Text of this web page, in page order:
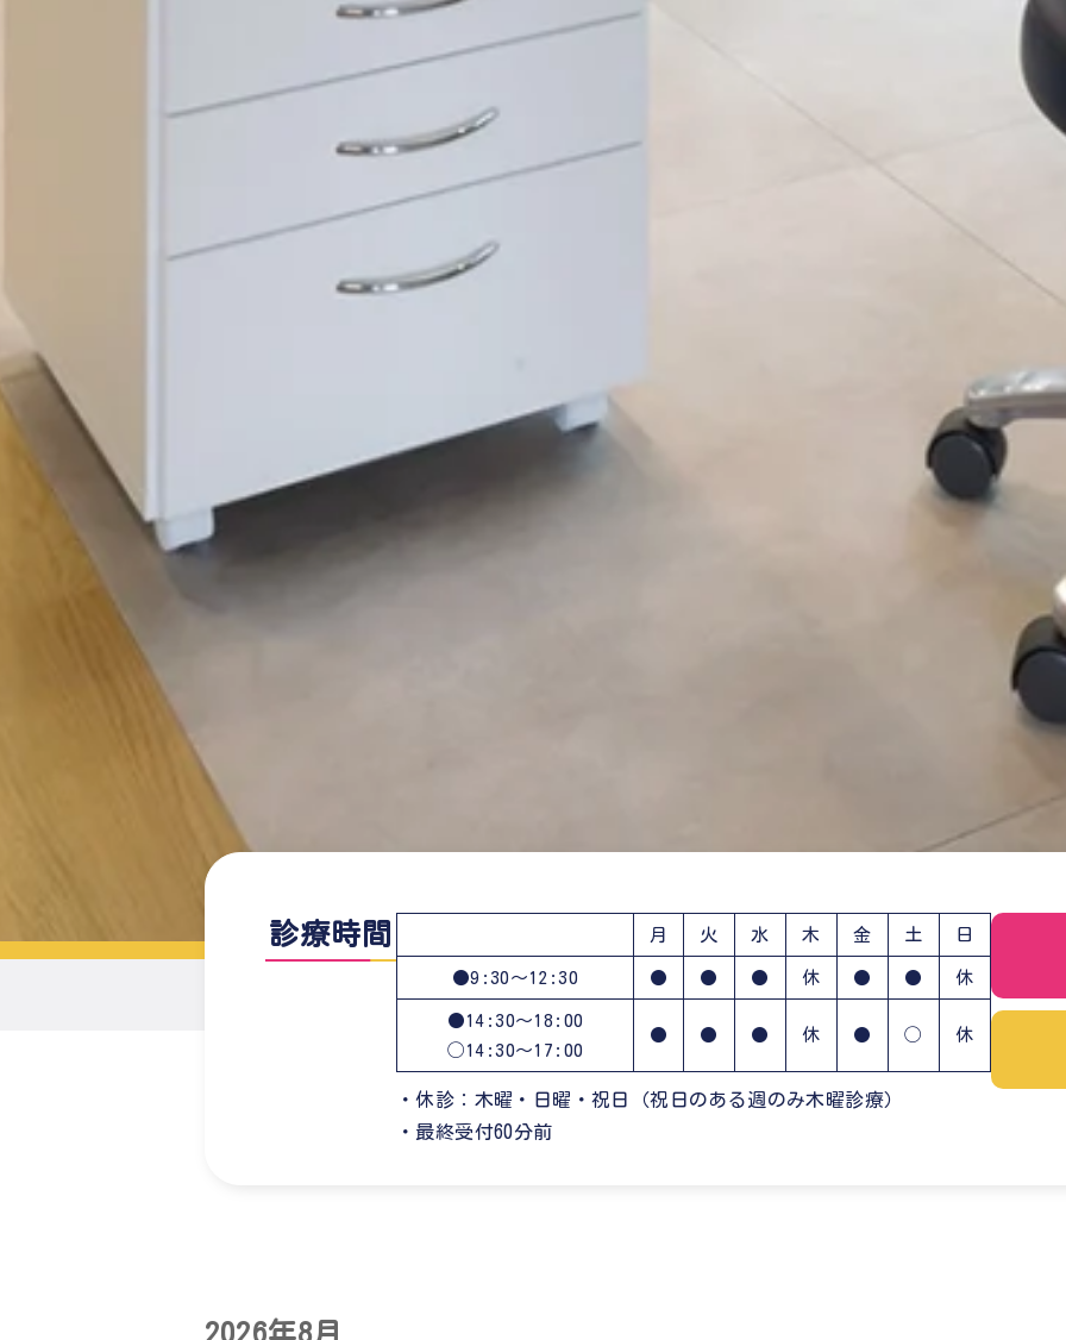
診療時間 月 火 水 木 金 土 日
●9:30～12:30 ● ● ● 休 ● ● 休
●14:30～18:00
◯14:30～17:00
● ● ● 休 ● ◯ 休
・休診：木曜・日曜・祝日（祝日のある週のみ木曜診療）
・最終受付60分前
2026年8月